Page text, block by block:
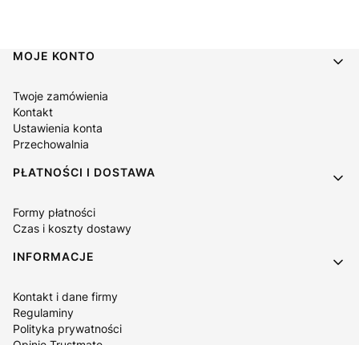
Linki w stopce
MOJE KONTO
Twoje zamówienia
Kontakt
Ustawienia konta
Przechowalnia
PŁATNOŚCI I DOSTAWA
Formy płatności
Czas i koszty dostawy
INFORMACJE
Kontakt i dane firmy
Regulaminy
Polityka prywatności